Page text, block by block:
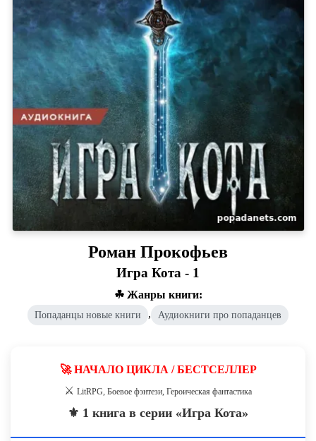
Роман Прокофьев
Игра Кота - 1
☘ Жанры книги:
Попаданцы новые книги , Аудиокниги про попаданцев
🚀 НАЧАЛО ЦИКЛА / БЕСТСЕЛЛЕР
⚔️ LitRPG, Боевое фэнтези, Героическая фантастика
⚜️ 1 книга в серии «Игра Кота»